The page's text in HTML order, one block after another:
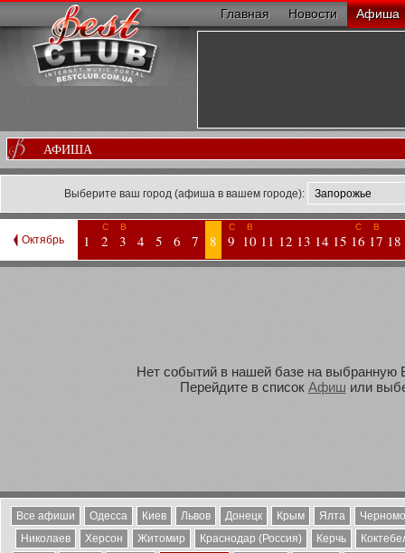
Главная Новости Афиша
АФИША
Выберите ваш город (афиша в вашем городе):
Октябрь 1
С
2
В
3 4 5 6 7 8
С
9
В
10 11 12 13 14 15
С
16
В
17 18
Нет событий в нашей базе на выбранную
Перейдите в список Афиш или
Все афиши Одесса Киев Львов Донецк Крым Ялта
Николаев
Херсон Житомир Краснодар (Россия) Керчь